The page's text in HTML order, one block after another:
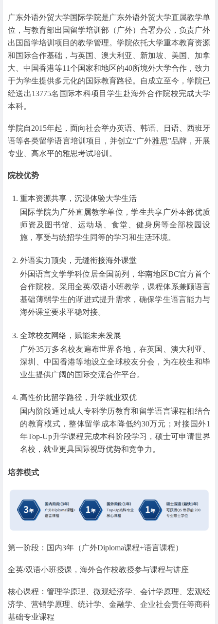
广东外语外贸大学国际学院是广东外语外贸大学直属教学单
位，与教育部出国留学培训部（广外）合署办公，负责广外
出国留学培训项目的教学管理。学院依托大学重本教育资源
和国际合作基础，与英国、澳大利亚、新加坡、美国、加拿
大、中国香港等11个国家和地区的40所境外大学合作，致力
于为学生提供多元化的国际教育路径。自成立至今，学院已
经送出13775名国际本科项目学生赴海外合作院校完成大学
本科。
学院自2015年起，面向社会举办英语、韩语、日语、西班牙
语等各类留学语言培训项目，并创立“广外雅思”品牌，开展
专业、高水平的雅思考试培训。
院校优势
重本资源共享，沉浸体验大学生活
国际学院为广外直属教学单位，学生共享广外本部优质
师资及图书馆、运动场、食堂、健身房等全部校园设
施，享受与统招学生同等的学习和生活环境。
外语实力顶尖，无缝衔接海外课堂
外国语言文学学科位居全国前列，华南地区BC官方首个
合作院校。采用全英/双语小班教学，课程体系兼顾语言
基础薄弱学生的渐进式提升需求，确保学生语言能力与
海外课堂要求平稳对接。
全球校友网络，赋能未来发展
广外35万多名校友遍布世界各地，在英国、澳大利亚、
深圳、中国香港等地设立全球校友分会，为在校生和毕
业生提供广阔的国际交流合作平台。
高性价比留学路径，升学就业双优
国内阶段通过成人专科学历教育和留学语言课程相结合
的教育模式，整体留学成本降低约30万元；对接国外1
年Top-Up升学课程完成本科阶段学习，硕士可申请世界
名校，就业更具国际视野优势和竞争力。
培养模式
第一阶段：国内3年（广外Diploma课程+语言课程）
全英/双语小班授课，海外合作校教授参与课程与讲座
核心课程：管理学原理、微观经济学、会计学原理、宏观经
济学、营销学原理、统计学、金融学、企业社会责任等商科
基础专业课程